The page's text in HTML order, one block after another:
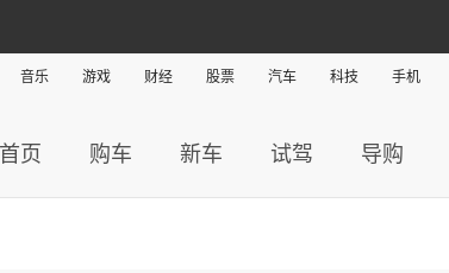
音乐 游戏 财经 股票 汽车 科技 手机
首页 购车 新车 试驾 导购